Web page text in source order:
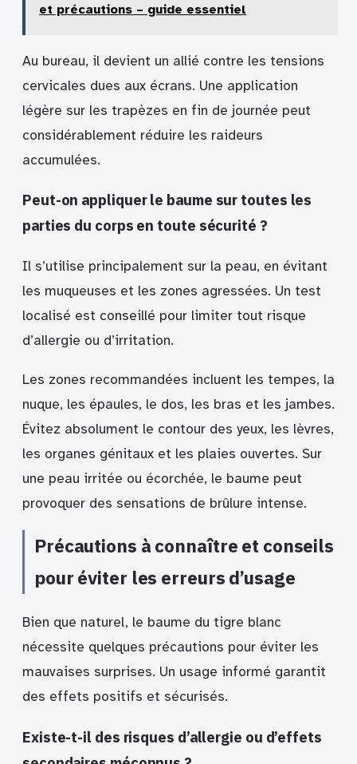
et précautions – guide essentiel
Au bureau, il devient un allié contre les tensions
cervicales dues aux écrans. Une application
légère sur les trapèzes en fin de journée peut
considérablement réduire les raideurs
accumulées.
Peut-on appliquer le baume sur toutes les
parties du corps en toute sécurité ?
Il s’utilise principalement sur la peau, en évitant
les muqueuses et les zones agressées. Un test
localisé est conseillé pour limiter tout risque
d’allergie ou d’irritation.
Les zones recommandées incluent les tempes, la
nuque, les épaules, le dos, les bras et les jambes.
Évitez absolument le contour des yeux, les lèvres,
les organes génitaux et les plaies ouvertes. Sur
une peau irritée ou écorchée, le baume peut
provoquer des sensations de brûlure intense.
Précautions à connaître et conseils
pour éviter les erreurs d’usage
Bien que naturel, le baume du tigre blanc
nécessite quelques précautions pour éviter les
mauvaises surprises. Un usage informé garantit
des effets positifs et sécurisés.
Existe-t-il des risques d’allergie ou d’effets